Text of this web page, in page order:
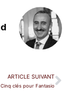
ARTICLE SUIVANT
Cinq clés pour Fantasio